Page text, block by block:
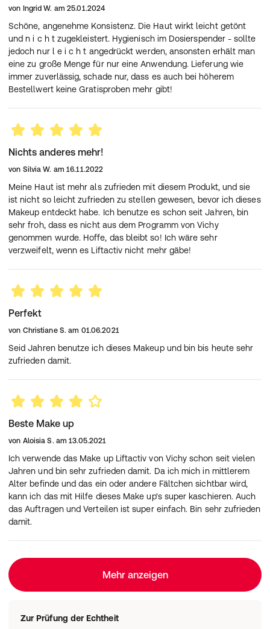
von Ingrid W. am 25.01.2024
Schöne, angenehme Konsistenz. Die Haut wirkt leicht getönt
und n i c h t zugekleistert. Hygienisch im Dosierspender - sollte
jedoch nur l e i c h t angedrückt werden, ansonsten erhält man
eine zu große Menge für nur eine Anwendung. Lieferung wie
immer zuverlässig, schade nur, dass es auch bei höherem
Bestellwert keine Gratisproben mehr gibt!
Nichts anderes mehr!
von Silvia W. am 16.11.2022
Meine Haut ist mehr als zufrieden mit diesem Produkt, und sie
ist nicht so leicht zufrieden zu stellen gewesen, bevor ich dieses
Makeup entdeckt habe. Ich benutze es schon seit Jahren, bin
sehr froh, dass es nicht aus dem Programm von Vichy
genommen wurde. Hoffe, das bleibt so! Ich wäre sehr
verzweifelt, wenn es Liftactiv nicht mehr gäbe!
Perfekt
von Christiane S. am 01.06.2021
Seid Jahren benutze ich dieses Makeup und bin bis heute sehr
zufrieden damit.
Beste Make up
von Aloisia S. am 13.05.2021
Ich verwende das Make up Liftactiv von Vichy schon seit vielen
Jahren und bin sehr zufrieden damit. Da ich mich in mittlerem
Alter befinde und das ein oder andere Fältchen sichtbar wird,
kann ich das mit Hilfe dieses Make up's super kaschieren. Auch
das Auftragen und Verteilen ist super einfach. Bin sehr zufrieden
damit.
Mehr anzeigen
Zur Prüfung der Echtheit